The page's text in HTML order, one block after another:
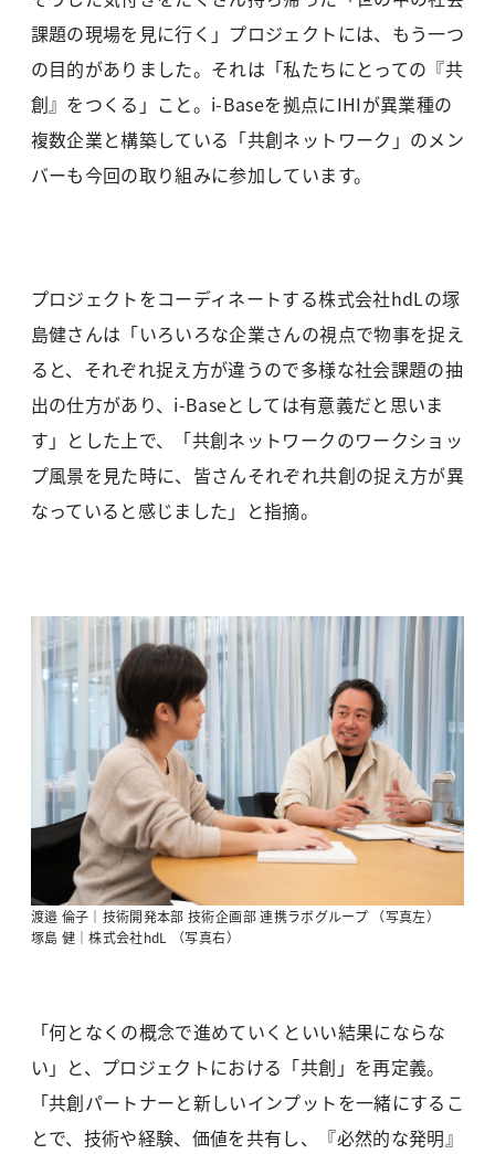
課題の現場を見に行く」プロジェクトには、もう一つ
の目的がありました。それは「私たちにとっての『共
創』をつくる」こと。i-Baseを拠点にIHIが異業種の
複数企業と構築している「共創ネットワーク」のメン
バーも今回の取り組みに参加しています。
プロジェクトをコーディネートする株式会社hdLの塚
島健さんは「いろいろな企業さんの視点で物事を捉え
ると、それぞれ捉え方が違うので多様な社会課題の抽
出の仕方があり、i-Baseとしては有意義だと思いま
す」とした上で、「共創ネットワークのワークショッ
プ風景を見た時に、皆さんそれぞれ共創の捉え方が異
なっていると感じました」と指摘。
渡邉 倫子｜技術開発本部 技術企画部 連携ラボグループ （写真左）
塚島 健｜株式会社hdL （写真右）
「何となくの概念で進めていくといい結果にならな
い」と、プロジェクトにおける「共創」を再定義。
「共創パートナーと新しいインプットを一緒にするこ
とで、技術や経験、価値を共有し、『必然的な発明』